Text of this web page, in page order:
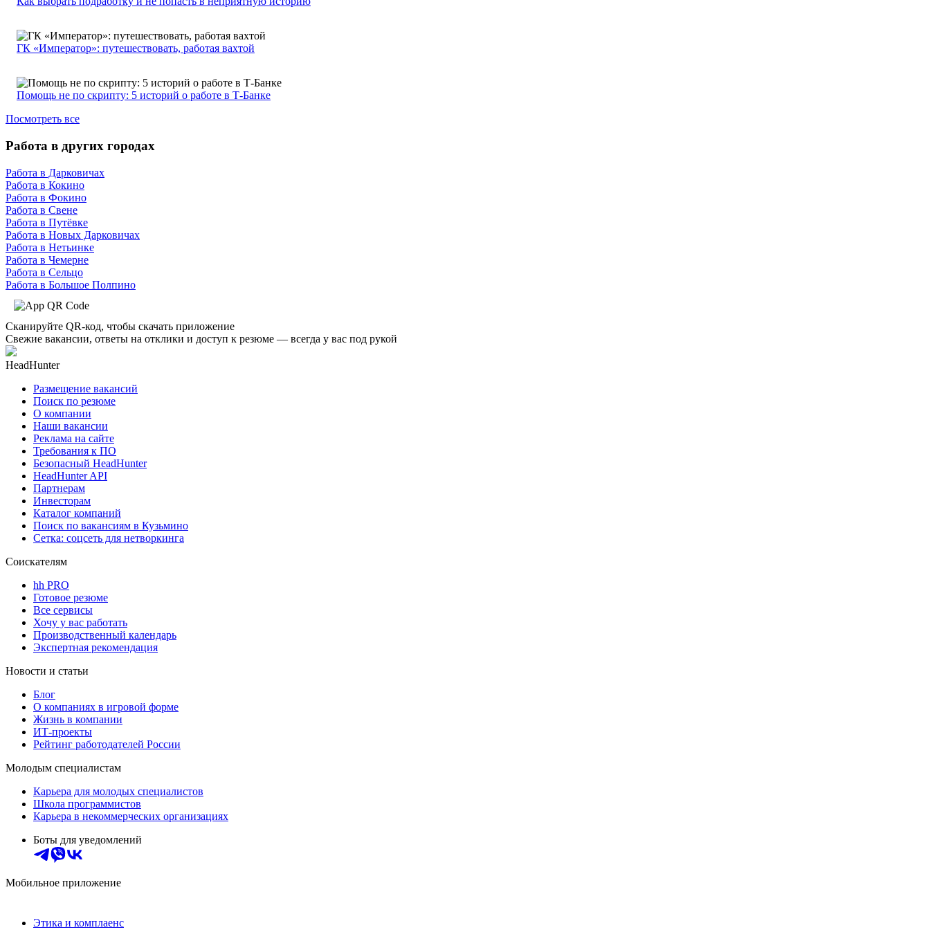
ГК «Император»: путешествовать, работая вахтой
Помощь не по скрипту: 5 историй о работе в Т-Банке
Посмотреть все
Работа в других городах
Работа в Дарковичах
Работа в Кокино
Работа в Фокино
Работа в Свене
Работа в Путёвке
Работа в Новых Дарковичах
Работа в Нетьинке
Работа в Чемерне
Работа в Сельцо
Работа в Большое Полпино
Сканируйте QR-код, чтобы скачать приложение
Свежие вакансии, ответы на отклики и доступ к резюме — всегда у вас под рукой
HeadHunter
Размещение вакансий
Поиск по резюме
О компании
Наши вакансии
Реклама на сайте
Требования к ПО
Безопасный HeadHunter
HeadHunter API
Партнерам
Инвесторам
Каталог компаний
Поиск по вакансиям в Кузьмино
Сетка: соцсеть для нетворкинга
Соискателям
hh PRO
Готовое резюме
Все сервисы
Хочу у вас работать
Производственный календарь
Экспертная рекомендация
Новости и статьи
Блог
О компаниях в игровой форме
Жизнь в компании
ИТ-проекты
Рейтинг работодателей России
Молодым специалистам
Карьера для молодых специалистов
Школа программистов
Карьера в некоммерческих организациях
Боты для уведомлений
Мобильное приложение
Этика и комплаенс